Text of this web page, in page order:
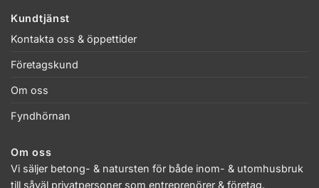
Kundtjänst
Kontakta oss & öppettider
Företagskund
Om oss
Fyndhörnan
Om oss
Vi säljer betong- & natursten för både inom- & utomhusbruk
till såväl privatpersoner som entreprenörer & företag.